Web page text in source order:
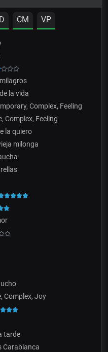
CM VP
la vida
Complex, Feeling
Complex, Feeling
la quiero
milonga
Complex, Joy
tarde
Carablanca